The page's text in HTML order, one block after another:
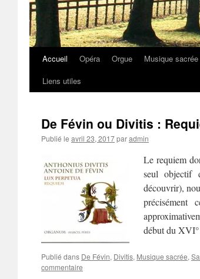
Accueil Opéra Orgue Musique sacrée
Liens utiles
De Févin ou Divitis :
Publié le avril 23, 2017paradmin
Le requiem
seul objectif
découvrir),
précisément
début du
Publié dans De Févin, Divitis, Musique sacrée,
commentaire